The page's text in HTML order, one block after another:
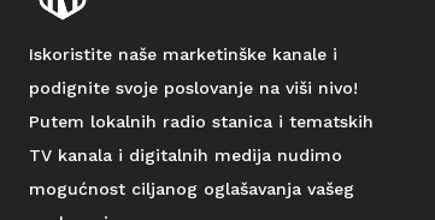
Iskoristite naše marketinške kanale i
podignite svoje poslovanje na viši nivo!
Putem lokalnih radio stanica i tematskih
TV kanala i digitalnih medija nudimo
mogućnost ciljanog oglašavanja vašeg